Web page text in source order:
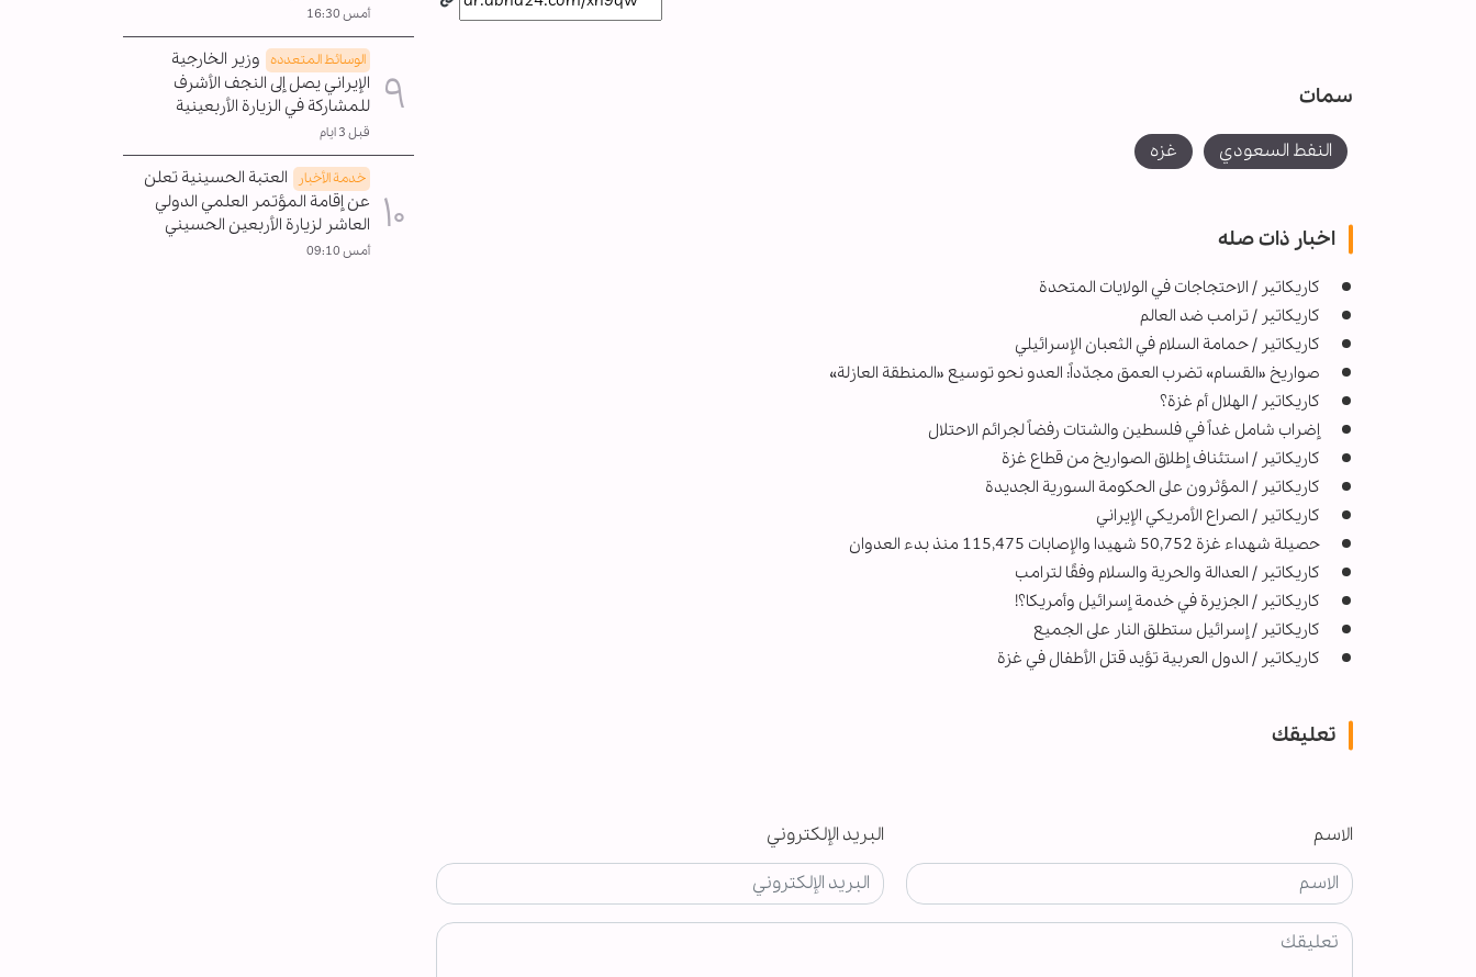
سمات
النفط السعودي غزه
اخبار ذات صله
کاریکاتیر / الاحتجاجات في الولايات المتحدة
کاریکاتیر / ترامب ضد العالم
كاريكاتير / حمامة السلام في الثعبان الإسرائيلي
صواريخ «القسام» تضرب العمق مجدّداً: العدو نحو توسيع «المنطقة العازلة»
کاریکاتیر / الهلال أم غزة؟
إضراب شامل غداً في فلسطين والشتات رفضاً لجرائم الاحتلال
كاريكاتير / استئناف إطلاق الصواريخ من قطاع غزة
كاريكاتير / المؤثرون على الحكومة السورية الجديدة
كاريكاتير / الصراع الأمريكي الإيراني
حصيلة شهداء غزة 50,752 شهيدا والإصابات 115,475 منذ بدء العدوان
کاریکاتیر / العدالة والحرية والسلام وفقًا لترامب
کاریکاتیر / الجزيرة في خدمة إسرائيل وأمريكا؟!
كاريكاتير / إسرائيل ستطلق النار على الجميع
کاریکاتیر / الدول العربية تؤيد قتل الأطفال في غزة
تعليقك
الاسم البريد الإلكتروني
أمس 16:30
الوسائط المتعدده وزير الخارجية
الإيراني يصل إلى النجف الأشرف
للمشاركة في الزيارة الأربعينية
قبل 3 ايام
خدمة الأخبار
العتبة الحسينية تعلن
عن إقامة المؤتمر العلمي الدولي
العاشر لزيارة الأربعين الحسيني
أمس 09:10